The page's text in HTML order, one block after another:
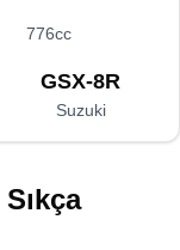
776cc
GSX-8R
Suzuki
Sıkça